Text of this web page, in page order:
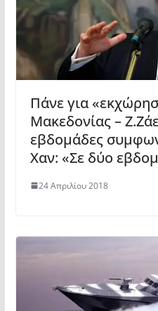
Πάνε για
Μακεδονίας –
εβδομάδες
Χαν: «Σε δύο
24 Απριλίου 2018